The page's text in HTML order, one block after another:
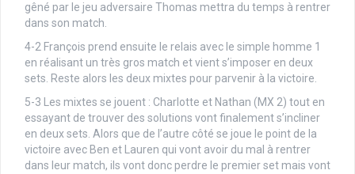
gêné par le jeu adversaire Thomas mettra du temps à rentrer
dans son match.
4-2 François prend ensuite le relais avec le simple homme 1
en réalisant un très gros match et vient s’imposer en deux
sets. Reste alors les deux mixtes pour parvenir à la victoire.
5-3 Les mixtes se jouent : Charlotte et Nathan (MX 2) tout en
essayant de trouver des solutions vont finalement s’incliner
en deux sets. Alors que de l’autre côté se joue le point de la
victoire avec Ben et Lauren qui vont avoir du mal à rentrer
dans leur match, ils vont donc perdre le premier set mais vont